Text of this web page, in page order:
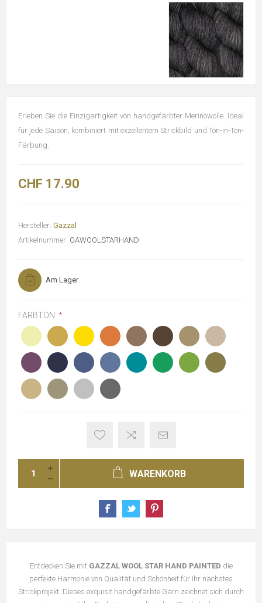
Erleben Sie die Einzigartigkeit von handgefärbter Merinowolle. Ideal
für jede Saison, kombiniert mit exzellentem Strickbild und Ton-in-Ton-
Färbung.
CHF 17.90
Hersteller: Gazzal
Artikelnummer: GAWOOLSTARHAND
Am Lager
FARBTON: *
WARENKORB
Entdecken Sie mit GAZZAL WOOL STAR HAND PAINTED die
perfekte Harmonie von Qualität und Schönheit für Ihr nächstes
Strickprojekt. Dieses exquisit handgefärbte Garn zeichnet sich durch